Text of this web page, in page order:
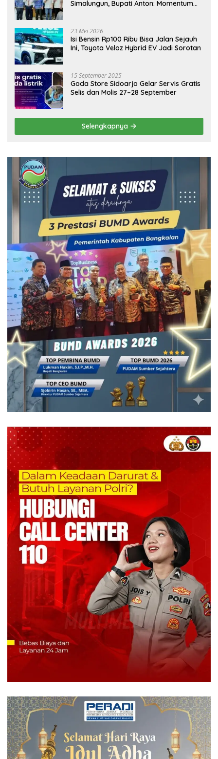
Simalungun, Bupati Anton: Momentum
23 Mei 2026
Isi Bensin Rp100 Ribu Bisa Jalan Sejauh
Ini, Toyota Veloz Hybrid EV Jadi Sorotan
15 September 2025
Goda Store Sidoarjo Gelar Servis Gratis
Selis dan Molis 27–28 September
Selengkapnya